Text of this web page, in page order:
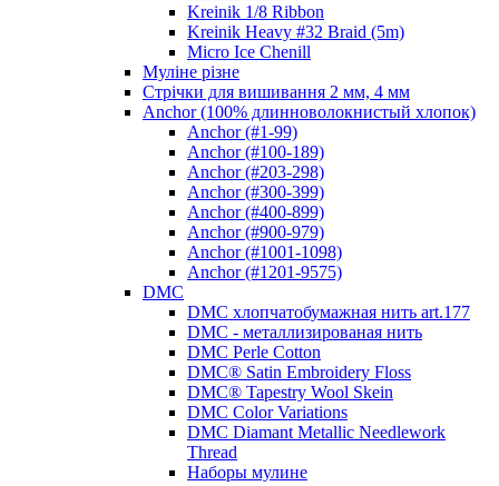
Kreinik 1/8 Ribbon
Kreinik Heavy #32 Braid (5m)
Micro Ice Chenill
Муліне різне
Стрічки для вишивання 2 мм, 4 мм
Anchor (100% длинноволокнистый хлопок)
Anchor (#1-99)
Anchor (#100-189)
Anchor (#203-298)
Anchor (#300-399)
Anchor (#400-899)
Anchor (#900-979)
Anchor (#1001-1098)
Anchor (#1201-9575)
DMC
DMC хлопчатобумажная нить art.177
DMC - металлизированая нить
DMC Perle Cotton
DMC® Satin Embroidery Floss
DMC® Tapestry Wool Skein
DMC Color Variations
DMC Diamant Metallic Needlework
Thread
Наборы мулине